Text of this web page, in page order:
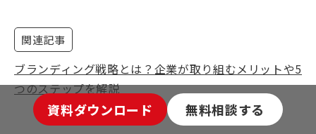
関連記事
ブランディング戦略とは？企業が取り組むメリットや5
つのステップを解説
資料ダウンロード 無料相談する